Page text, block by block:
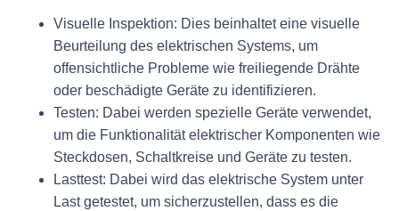
Visuelle Inspektion: Dies beinhaltet eine visuelle
Beurteilung des elektrischen Systems, um
offensichtliche Probleme wie freiliegende Drähte
oder beschädigte Geräte zu identifizieren.
Testen: Dabei werden spezielle Geräte verwendet,
um die Funktionalität elektrischer Komponenten wie
Steckdosen, Schaltkreise und Geräte zu testen.
Lasttest: Dabei wird das elektrische System unter
Last getestet, um sicherzustellen, dass es die